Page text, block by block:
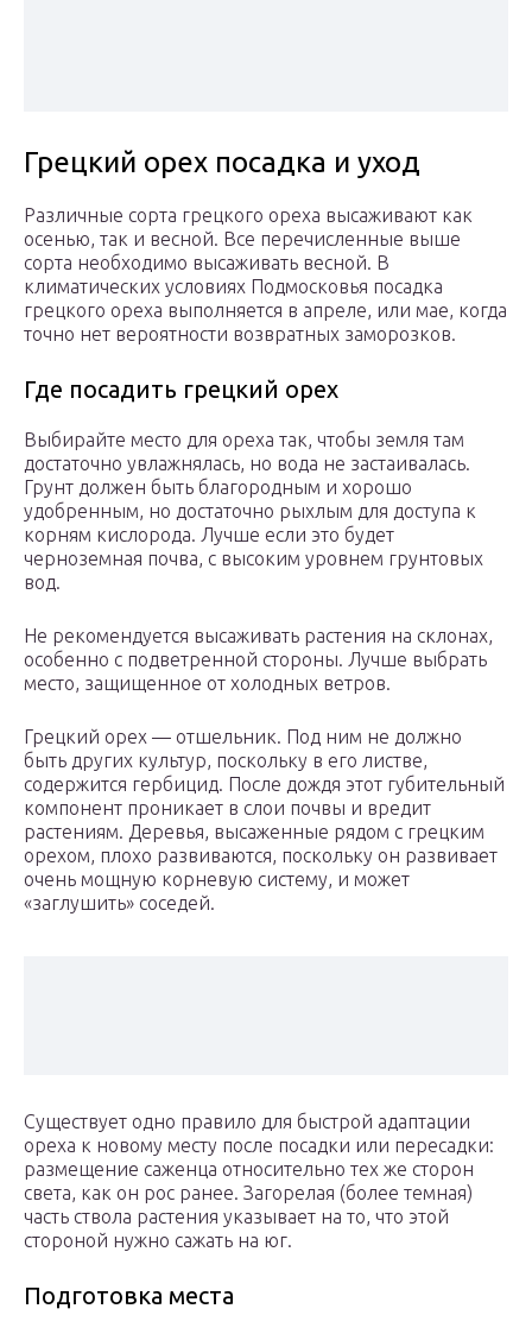
Грецкий орех посадка и уход
Различные сорта грецкого ореха высаживают как
осенью, так и весной. Все перечисленные выше
сорта необходимо высаживать весной. В
климатических условиях Подмосковья посадка
грецкого ореха выполняется в апреле, или мае, когда
точно нет вероятности возвратных заморозков.
Где посадить грецкий орех
Выбирайте место для ореха так, чтобы земля там
достаточно увлажнялась, но вода не застаивалась.
Грунт должен быть благородным и хорошо
удобренным, но достаточно рыхлым для доступа к
корням кислорода. Лучше если это будет
черноземная почва, с высоким уровнем грунтовых
вод.
Не рекомендуется высаживать растения на склонах,
особенно с подветренной стороны. Лучше выбрать
место, защищенное от холодных ветров.
Грецкий орех — отшельник. Под ним не должно
быть других культур, поскольку в его листве,
содержится гербицид. После дождя этот губительный
компонент проникает в слои почвы и вредит
растениям. Деревья, высаженные рядом с грецким
орехом, плохо развиваются, поскольку он развивает
очень мощную корневую систему, и может
«заглушить» соседей.
Существует одно правило для быстрой адаптации
ореха к новому месту после посадки или пересадки:
размещение саженца относительно тех же сторон
света, как он рос ранее. Загорелая (более темная)
часть ствола растения указывает на то, что этой
стороной нужно сажать на юг.
Подготовка места